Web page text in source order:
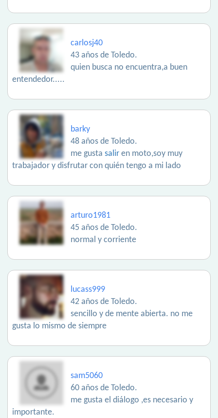
carlosj40
43 años de Toledo.
quien busca no encuentra,a buen
entendedor.....
barky
48 años de Toledo.
me gusta salir en moto,soy muy
trabajador y disfrutar con quién tengo a mi lado
arturo1981
45 años de Toledo.
normal y corriente
lucass999
42 años de Toledo.
sencillo y de mente abierta. no me
gusta lo mismo de siempre
sam5060
60 años de Toledo.
me gusta el diálogo ,es necesario y
importante.